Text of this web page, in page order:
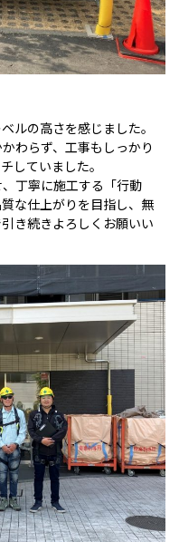
ルの高さを感じました。
わらず、工事もしっかり
していました。
丁寧に施工する「行動
な仕上がりを目指し、無
き続きよろしくお願いい